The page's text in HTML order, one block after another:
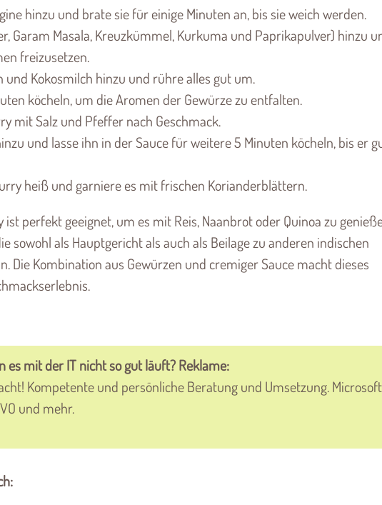
hinzu und brate sie für einige Minuten an, bis sie weich werden.
Garam Masala, Kreuzkümmel, Kurkuma und Paprikapulver) hinzu
freizusetzen.
und Kokosmilch hinzu und rühre alles gut um.
köcheln, um die Aromen der Gewürze zu entfalten.
mit Salz und Pfeffer nach Geschmack.
und lasse ihn in der Sauce für weitere 5 Minuten köcheln, bis er
heiß und garniere es mit frischen Korianderblättern.
ist perfekt geeignet, um es mit Reis, Naanbrot oder Quinoa zu
sowohl als Hauptgericht als auch als Beilage zu anderen indischen
Die Kombination aus Gewürzen und cremiger Sauce macht dieses
es mit der IT nicht so gut läuft? Reklame:
Kompetente und persönliche Beratung und Umsetzung. Microsoft
und mehr.